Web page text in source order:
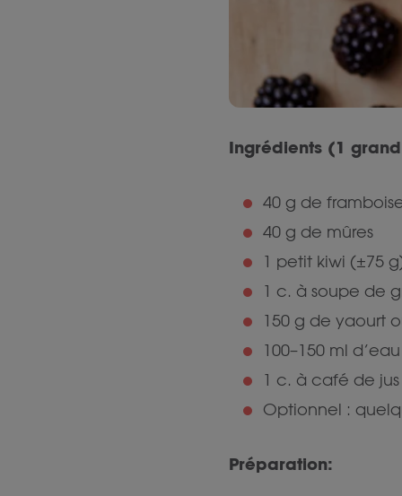
Ingrédients (1
40 g de
40 g de mûres
1 petit kiwi (±75
1 c. à soupe de
150 g de yaourt
100–150 ml d’eau
1 c. à café de
Optionnel :
Préparation: